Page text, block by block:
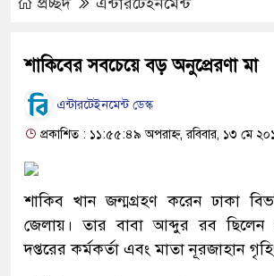
শাকিবের সবচেয়ে বড় অনুপ্রেরণা মা
এন্টারটেইনমেন্ট ডেস্ক
প্রকাশিত : ১১:৫৫:৪৯ অপরাহ্ন, রবিবার, ১৩ মে
শাকিব খান জন্মগ্রহণ করেন ঢাকা
জেলায়। তার বাবা আব্দুর রব
দপ্তরের কর্মকর্তা এবং মাতা নূরজাহান